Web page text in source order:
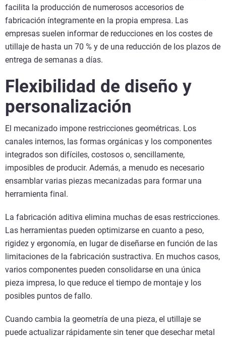
facilita la producción de numerosos accesorios de
fabricación íntegramente en la propia empresa. Las
empresas suelen informar de reducciones en los costes de
utillaje de hasta un 70 % y de una reducción de los plazos de
entrega de semanas a días.
Flexibilidad de diseño y
personalización
El mecanizado impone restricciones geométricas. Los
canales internos, las formas orgánicas y los componentes
integrados son difíciles, costosos o, sencillamente,
imposibles de producir. Además, a menudo es necesario
ensamblar varias piezas mecanizadas para formar una
herramienta final.
La fabricación aditiva elimina muchas de esas restricciones.
Las herramientas pueden optimizarse en cuanto a peso,
rigidez y ergonomía, en lugar de diseñarse en función de las
limitaciones de la fabricación sustractiva. En muchos casos,
varios componentes pueden consolidarse en una única
pieza impresa, lo que reduce el tiempo de montaje y los
posibles puntos de fallo.
Cuando cambia la geometría de una pieza, el utillaje se
puede actualizar rápidamente sin tener que desechar metal